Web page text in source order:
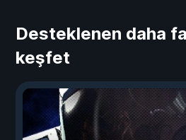
Desteklenen daha
keşfet